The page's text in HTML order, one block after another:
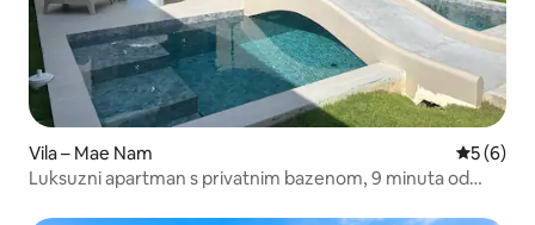
Vila – Mae Nam
5 (6)
Luksuzni apartman s privatnim bazenom, 9 minuta od